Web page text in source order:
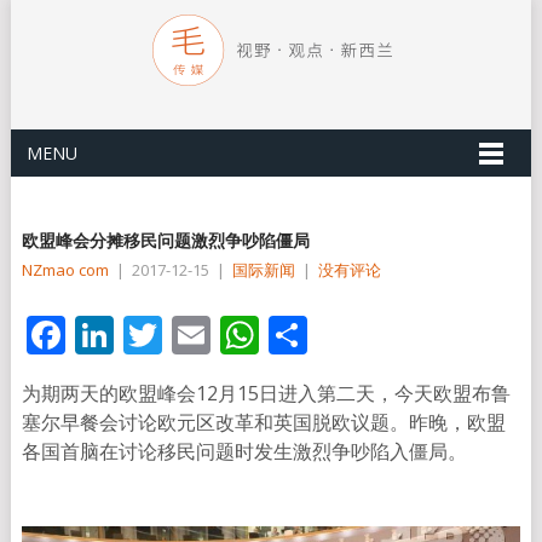
MENU
欧盟峰会分摊移民问题激烈争吵陷僵局
NZmao com | 2017-12-15 | 国际新闻 | 没有评论
Facebook
LinkedIn
Twitter
EmailWhatsApp
分
享
为期两天的欧盟峰会12月15日进入第二天，今天欧盟布鲁
塞尔早餐会讨论欧元区改革和英国脱欧议题。昨晚，欧盟
各国首脑在讨论移民问题时发生激烈争吵陷入僵局。